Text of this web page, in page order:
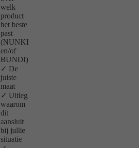
welk
product
het beste
past
(NUNKI
en/of
BUNDI)
✓ De
juiste
maat
✓ Uitleg
waarom
dit
aansluit
bij jullie
situatie